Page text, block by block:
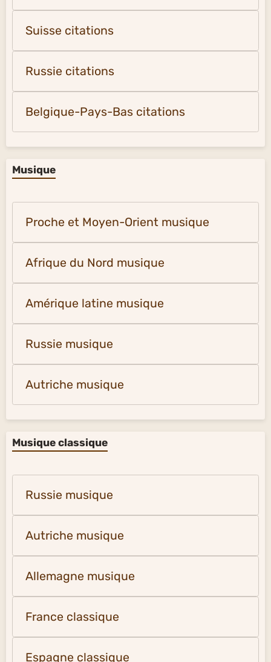
Suisse citations
Russie citations
Belgique-Pays-Bas citations
Musique
Proche et Moyen-Orient musique
Afrique du Nord musique
Amérique latine musique
Russie musique
Autriche musique
Musique classique
Russie musique
Autriche musique
Allemagne musique
France classique
Espagne classique